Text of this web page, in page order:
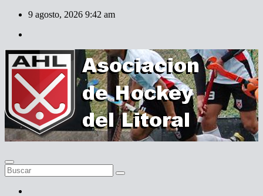
Skip
content
9 agosto, 2026 9:42 am